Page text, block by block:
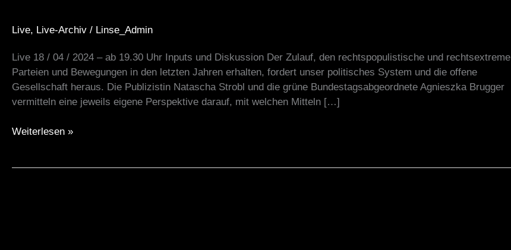
Live, Live-Archiv / Linse_Admin
Live 18 / 04 / 2024 – ab 19.30 Uhr Inputs und Diskussion Der Zulauf, den rechtspopulistische und rechtsextreme
Parteien und Bewegungen in den letzten Jahren erhalten, fordert unser politisches System und die offene
Gesellschaft heraus. Die Publizistin Natascha Strobl und die grüne Bundestagsabgeordnete Agnieszka Brugger
vermitteln eine jeweils eigene Perspektive darauf, mit welchen Mitteln […]
Weiterlesen »